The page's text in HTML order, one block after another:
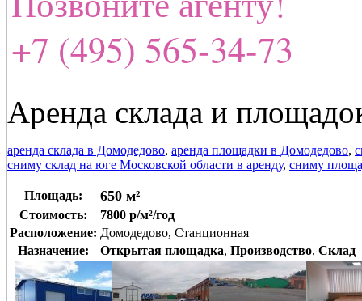
+7 (495) 565-34-73
Аренда склада и
аренда склада в Домодедово, аренда площадки в Домодедово,
сниму склад на юге Московской области в аренду, сниму
Площадь: 650 м²
Стоимость:
7800 р/м²/год
Расположение: Домодедово, Станционная
Назначение:
Открытая площадка, Производство, Склад